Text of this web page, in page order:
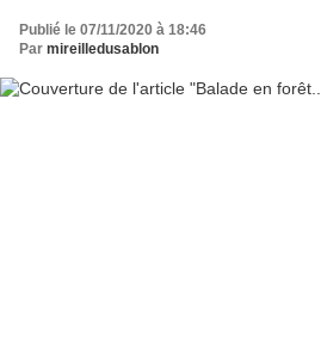
Publié le 07/11/2020 à 18:46
Par mireilledusablon